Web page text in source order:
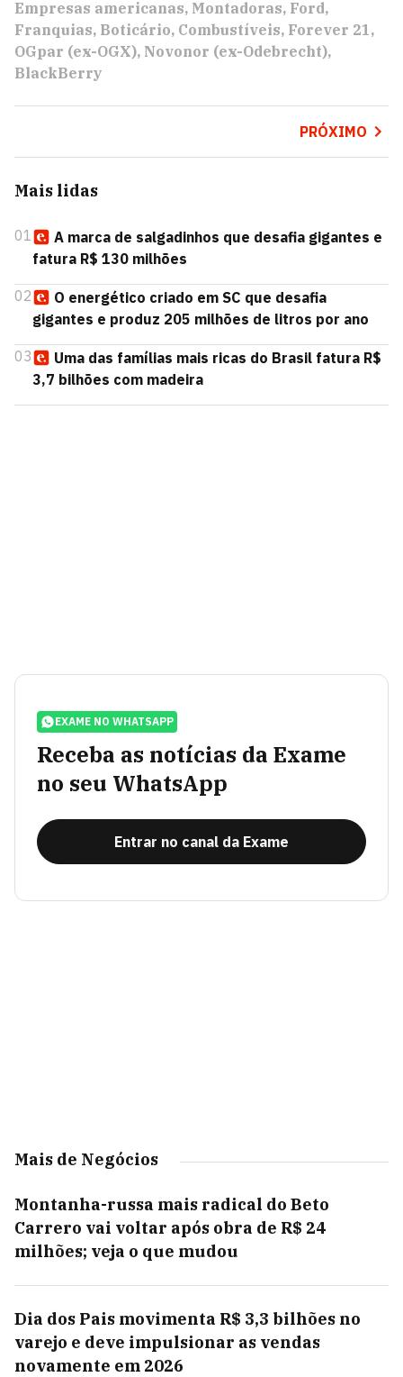
Empresas americanas Montadoras Ford
Franquias Boticário Combustíveis Forever 21
OGpar (ex-OGX) Novonor (ex-Odebrecht)
BlackBerry
PRÓXIMO
Mais lidas
01
A marca de salgadinhos que desafia gigantes e
fatura R$ 130 milhões
02
O energético criado em SC que desafia
gigantes e produz 205 milhões de litros por ano
03
Uma das famílias mais ricas do Brasil fatura R$
3,7 bilhões com madeira
EXAME NO WHATSAPP
Receba as notícias da Exame
no seu WhatsApp
Entrar no canal da Exame
Mais de Negócios
Montanha-russa mais radical do Beto
Carrero vai voltar após obra de R$ 24
milhões; veja o que mudou
Dia dos Pais movimenta R$ 3,3 bilhões no
varejo e deve impulsionar as vendas
novamente em 2026